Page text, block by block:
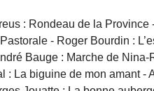
: Rondeau de la
- Roger Bourdin :
Bauge : Marche de Nina-
La biguine de mon amant -